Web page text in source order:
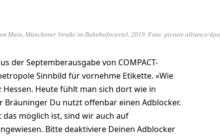
Main, Münchener Straße im Bahnhofsviertel, 2019. Foto: picture alliance/dpa
der Septemberausgabe von COMPACT-
Sinnbild für vornehme Etikette. «Wie
Heute fühlt man sich dort wie in
Du nutzt offenbar einen Adblocker.
das möglich ist, sind wir auch auf
Bitte deaktiviere Deinen Adblocker